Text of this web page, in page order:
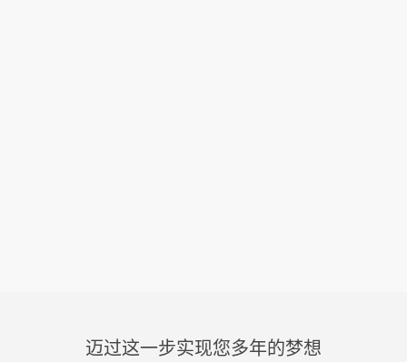
迈过这一步实现您多年的梦想